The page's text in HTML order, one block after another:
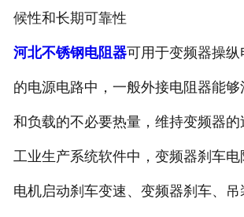
候性和长期可靠性
河北不锈钢电阻器可用于变频器操
的电源电路中，一般外接电阻器能
和负载的不必要热量，维持变频器
工业生产系统软件中，变频器刹车
电机启动刹车变速、变频器刹车、